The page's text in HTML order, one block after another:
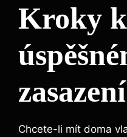
Kroky k
Chcete-li mít doma